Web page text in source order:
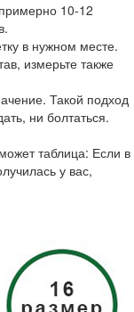
10-12
в нужном месте.
измерьте также
Такой подход
ни болтаться.
таблица: Если в
у вас,